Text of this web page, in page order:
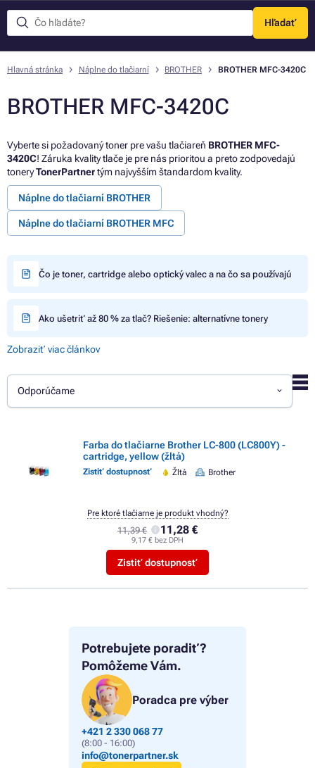
Hľadať
Menu
Potrebujete poradiť?
Pomôžeme Vám.
Poradca pre výber
+421 2 330 068 77
(8:00 - 16:00)
info@tonerpartner.sk
Hlavná stránka Náplne do tlačiarní BROTHER BROTHER MFC-3420C
BROTHER MFC-3420C
Vyberte si požadovaný toner pre vašu tlačiareň BROTHER MFC-
3420C! Záruka kvality tlače je pre nás prioritou a preto zodpovedajú
toneryTonerPartnertým najvyšším štandardom kvality.
Náplne do tlačiarní BROTHER
Náplne do tlačiarní BROTHER MFC
Čo je toner, cartridge alebo optický valec a na čo sa používajú
Ako ušetriť až 80 % za tlač? Riešenie: alternatívne tonery
Zobraziť viac článkov
Odporúčame
Farba do tlačiarne Brother LC-800 (LC800Y) -
cartridge, yellow (žltá)
Zistiť dostupnosť Žltá Brother
11,39 € 11,28 €
9,17 € bez DPH
Zistiť dostupnosť
Pre ktoré tlačiarne je produkt vhodný?